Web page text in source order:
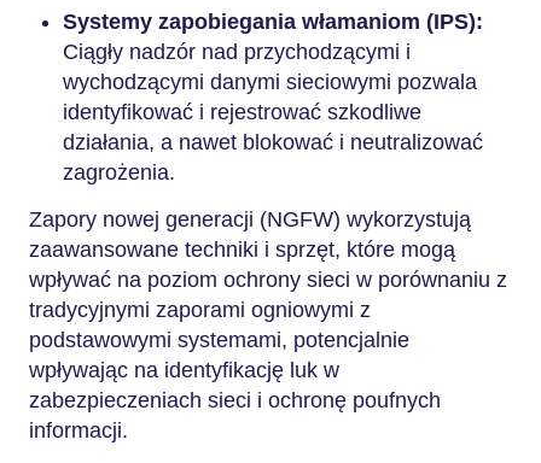
Systemy zapobiegania włamaniom (IPS):
Ciągły nadzór nad przychodzącymi i
wychodzącymi danymi sieciowymi pozwala
identyfikować i rejestrować szkodliwe
działania, a nawet blokować i neutralizować
zagrożenia.
Zapory nowej generacji (NGFW) wykorzystują
zaawansowane techniki i sprzęt, które mogą
wpływać na poziom ochrony sieci w porównaniu z
tradycyjnymi zaporami ogniowymi z
podstawowymi systemami, potencjalnie
wpływając na identyfikację luk w
zabezpieczeniach sieci i ochronę poufnych
informacji.